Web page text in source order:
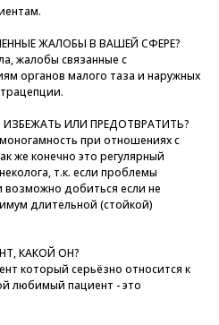
ЖАЛОБЫ В ВАШЕЙ СФЕРЕ?
жалобы связанные с
органов малого таза и наружных
ИЛИ ПРЕДОТВРАТИТЬ?
при отношениях с
же конечно это регулярный
т.к. если проблемы
возможно добиться если не
длительной (стойкой)
КАКОЙ ОН?
который серьёзно относится к
любимый пациент - это